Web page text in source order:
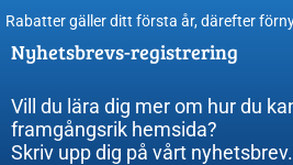
Rabatter gäller ditt första år, därefter
Nyhetsbrevs-registrering
Vill du lära dig mer om hur du
framgångsrik hemsida?
Skriv upp dig på vårt nyhetsbrev.